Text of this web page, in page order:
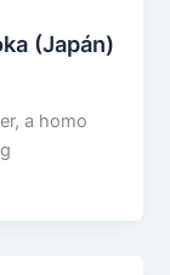
(Japán)
a homo